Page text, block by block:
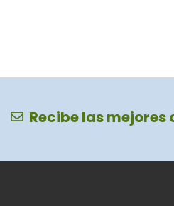
Recibe las